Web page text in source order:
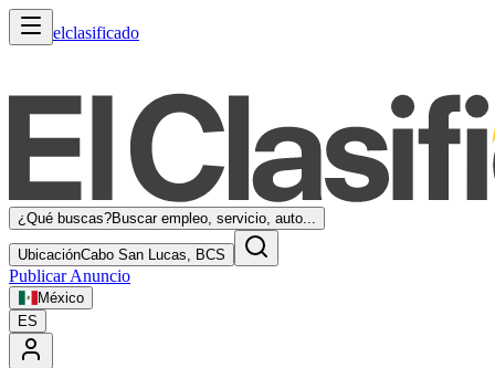
elclasificado
¿Qué buscas?Buscar empleo, servicio, auto...
UbicaciónCabo San Lucas, BCS
Publicar Anuncio
México
ES